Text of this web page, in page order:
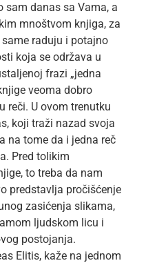
sam danas sa Vama, a
mnoštvom knjiga, za
raduju i potajno
koja se održava u
frazi „jedna
veoma dobro
reči. U ovom trenutku
koji traži nazad svoja
na tome da i jedna reč
Pred tolikim
to treba da nam
predstavlja pročišćenje
zasićenja slikama,
ljudskom licu i
postojanja.
Elitis, kaže na jednom